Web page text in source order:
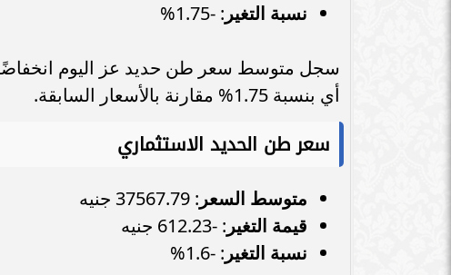
نسبة التغير : -1.75%
أي بنسبة 1.75% مقارنة بالأسعار السابقة.
سعر طن الحديد الاستثماري
متوسط السعر : 37567.79 جنيه
قيمة التغير : -612.23 جنيه
نسبة التغير : -1.6%